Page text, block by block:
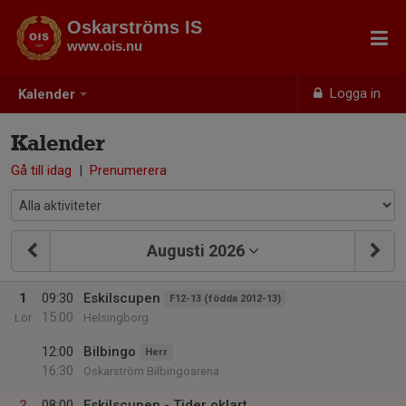
Kalender Logga in
Oskarströms IS
www.ois.nu
Kalender
Gå till idag | Prenumerera
Augusti 2026
1
Lör
09:30
15:00
Eskilscupen F12-13 (födda 2012-13)
Helsingborg
12:00
16:30
Bilbingo Herr
Oskarström Bilbingoarena